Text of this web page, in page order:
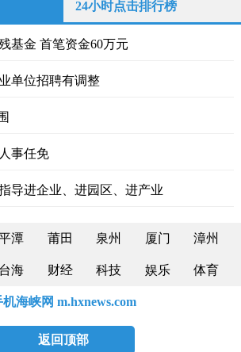
24小时点击排行榜
基金 首笔资金60万元
单位招聘有调整
事任免
导进企业、进园区、进产业
潭 莆田 泉州 厦门 漳州
台海 财经 科技 娱乐 体育
机海峡网 m.hxnews.com
返回顶部